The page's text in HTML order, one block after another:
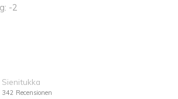
-2
Sienitukka
342 Recensionen